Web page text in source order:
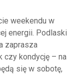
weekendu w
energii. Podlaski
zaprasza
czy kondycję – na
się w sobotę,